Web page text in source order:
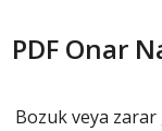
PDF Onar
Bozuk veya zarar